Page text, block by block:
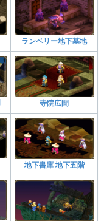
ランベリー地下墓地
寺院広間
地下書庫 地下五階